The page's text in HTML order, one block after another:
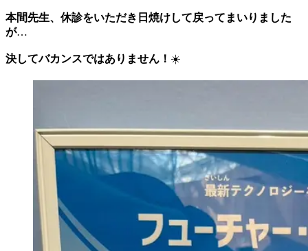
本間先生、休診をいただき日焼けして戻ってまいりました
が…
決してバカンスではありません！ ☀️